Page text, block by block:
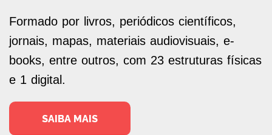
Formado por livros, periódicos científicos,
jornais, mapas, materiais audiovisuais, e-
books, entre outros, com 23 estruturas físicas
e 1 digital.
SAIBA MAIS